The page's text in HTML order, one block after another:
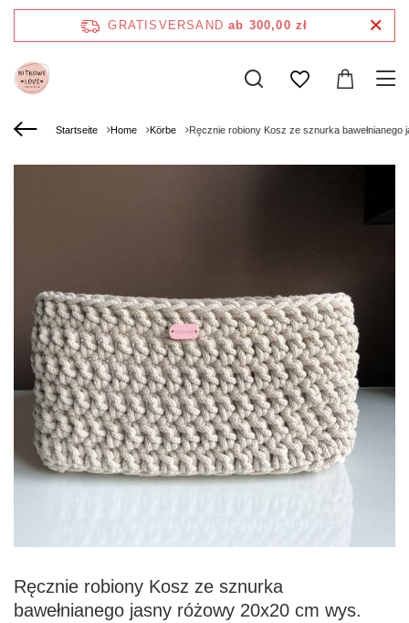
GRATISVERSAND ab 300,00 zł
Startseite Home Körbe Ręcznie robiony Kosz ze sznurka
Ręcznie robiony Kosz ze sznurka
bawełnianego jasny różowy 20x20 cm wys.